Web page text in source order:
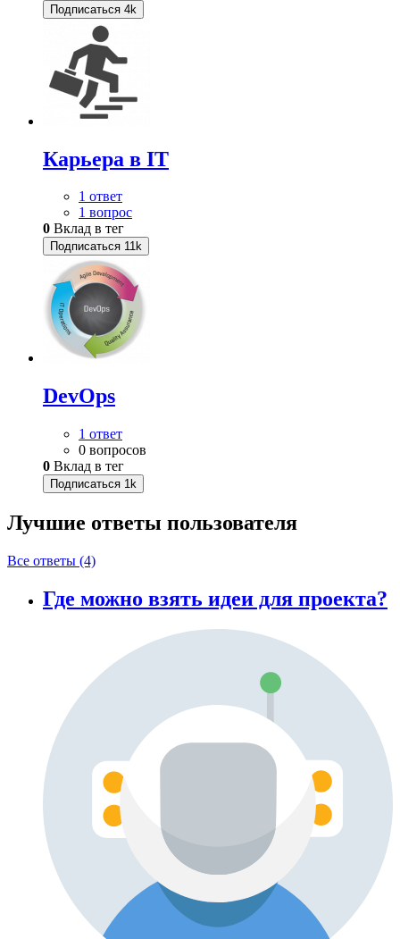
Подписаться 4k
Карьера в IT
1 ответ
1 вопрос
0 Вклад в тег
Подписаться 11k
DevOps
1 ответ
0 вопросов
0 Вклад в тег
Подписаться 1k
Лучшие ответы пользователя
Все ответы (4)
Где можно взять идеи для проекта?